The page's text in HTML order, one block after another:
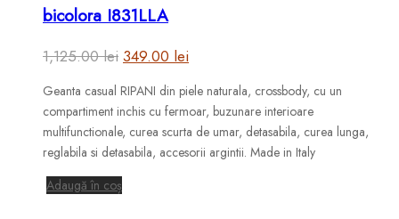
bicolora I831LLA
1,125.00lei Prețul
a
fost:
1,125.00 lei.
349.00 lei
curent
este:
349.00 lei.
Geanta casual RIPANI din piele naturala, crossbody, cu un
compartiment inchis cu fermoar, buzunare interioare
multifunctionale, curea scurta de umar, detasabila, curea lunga,
reglabila si detasabila, accesorii argintii. Made in Italy
Adaugă în coș